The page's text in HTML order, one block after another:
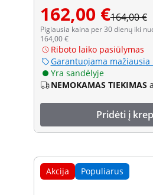
162,00 €164,00 €
Pigiausia kaina per 30 dienų iki
164,00 €
Riboto laiko pasiūlymas
Garantuojama mažiausia
Yra sandėlyje
NEMOKAMAS TIEKIMAS
Pridėti į
Akcija Populiarus